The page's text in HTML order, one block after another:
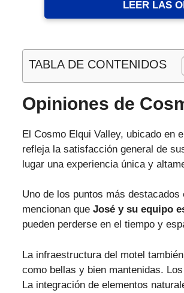
LEER LAS
TABLA DE CONTENIDOS
Opiniones de
El Cosmo Elqui Valley, ubicado en
refleja la satisfacción general de
lugar una experiencia única y
Uno de los puntos más
mencionan que José y su equipo
pueden perderse en el tiempo y
La infraestructura del motel
como bellas y bien mantenidas.
La integración de elementos